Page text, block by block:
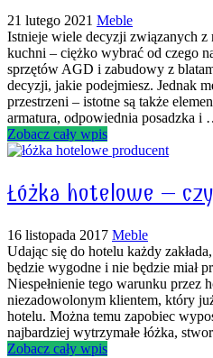
21 lutego 2021 Meble
Istnieje wiele decyzji związanych z
kuchni – ciężko wybrać od czego
sprzętów AGD i zabudowy z
decyzji, jakie podejmiesz. Jednak
przestrzeni – istotne są także
armatura, odpowiednia posadzka i
Zobacz cały wpis
Łóżka hotelowe –
16 listopada 2017 Meble
Udając się do hotelu każdy
będzie wygodne i nie będzie miał
Niespełnienie tego warunku przez
niezadowolonym klientem, który
hotelu. Można temu zapobiec
najbardziej wytrzymałe łóżka,
Zobacz cały wpis